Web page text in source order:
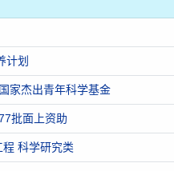
计划
家杰出青年科学基金
批面上资助
程 科学研究类